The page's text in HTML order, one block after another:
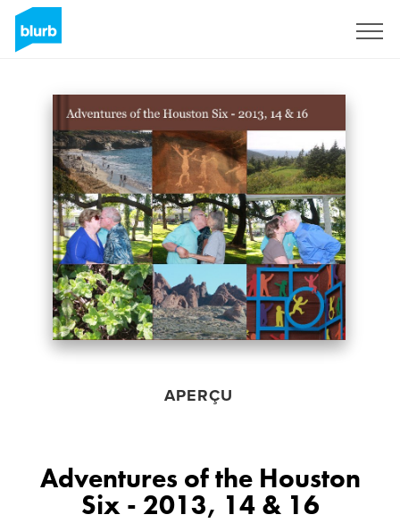
APERÇU
Adventures of the Houston
Six - 2013, 14 & 16